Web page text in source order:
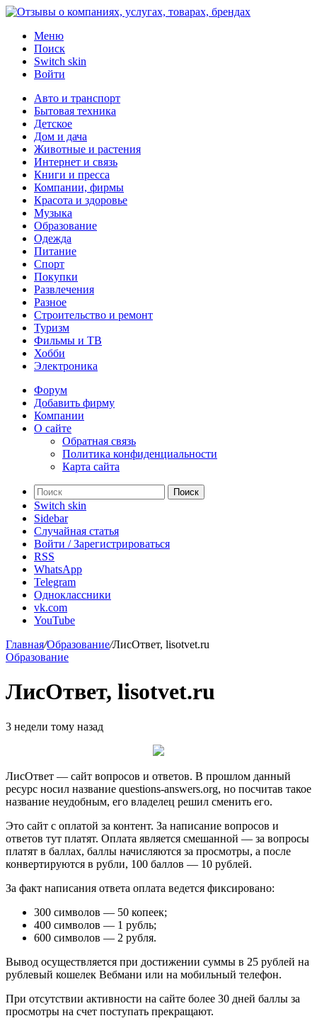
Меню
Поиск
Switch skin
Войти
Авто и транспорт
Бытовая техника
Детское
Дом и дача
Животные и растения
Интернет и связь
Книги и пресса
Компании, фирмы
Красота и здоровье
Музыка
Образование
Одежда
Питание
Спорт
Покупки
Развлечения
Разное
Строительство и ремонт
Туризм
Фильмы и ТВ
Хобби
Электроника
Форум
Добавить фирму
Компании
О сайте
Обратная связь
Политика конфиденциальности
Карта сайта
Поиск
Switch skin
Sidebar
Случайная статья
Войти / Зарегистрироваться
RSS
WhatsApp
Telegram
Одноклассники
vk.com
YouTube
Главная/Образование/ЛисОтвет, lisotvet.ru
Образование
ЛисОтвет, lisotvet.ru
3 недели тому назад
ЛисОтвет — сайт вопросов и ответов. В прошлом данный
ресурс носил название questions-answers.org, но посчитав такое
название неудобным, его владелец решил сменить его.
Это сайт с оплатой за контент. За написание вопросов и
ответов тут платят. Оплата является смешанной — за вопросы
платят в баллах, баллы начисляются за просмотры, а после
конвертируются в рубли, 100 баллов — 10 рублей.
За факт написания ответа оплата ведется фиксировано:
300 символов — 50 копеек;
400 символов — 1 рубль;
600 символов — 2 рубля.
Вывод осуществляется при достижении суммы в 25 рублей на
рублевый кошелек Вебмани или на мобильный телефон.
При отсутствии активности на сайте более 30 дней баллы за
просмотры на счет поступать прекращают.